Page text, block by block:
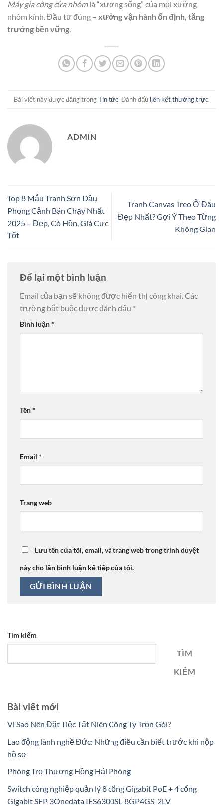
Máy gia công cửa nhômlà “xương sống” của mọi xưởng
nhôm kính. Đầu tư đúng – xưởng vận hành ổn định, tăng
trưởng bền vững.
Bài viết này được đăng trongTin tức. Đánh dấu liên kết thường trực.
ADMIN
Top 8 Mẫu Tranh Sơn Dầu
Phong Cảnh Bán Chạy Nhất
2025 – Đẹp, Có Hồn, Giá Cực
Tốt
Tranh Canvas Treo Ở Đâu
Đẹp Nhất? Gợi Ý Theo Từng
Không Gian
Để lại một bình luận
Email của bạn sẽ không được hiển thị công khai.Các
trường bắt buộc được đánh dấu *
Bình luận*
Tên*
Email *
Trang web
Lưu tên của tôi, email, và trang web trong trình duyệt
này cho lần bình luận kế tiếp của tôi.
Tìm kiếm
TÌM
KIẾM
Bài viết mới
Vì Sao Nên Đặt Tiệc Tất Niên Công Ty Trọn Gói?
Lao động lành nghề Đức: Những điều cần biết trước khi nộp
hồ sơ
Phòng Trọ Thượng Hồng Hải Phòng
Switch công nghiệp quản lý 8 cổng Gigabit PoE + 4 cổng
Gigabit SFP 3Onedata IES6300SL-8GP4GS-2LV